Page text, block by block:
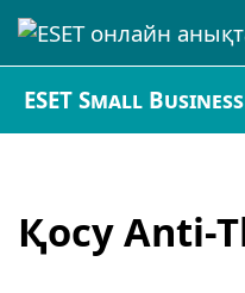
ESET Small
Қосу Anti-